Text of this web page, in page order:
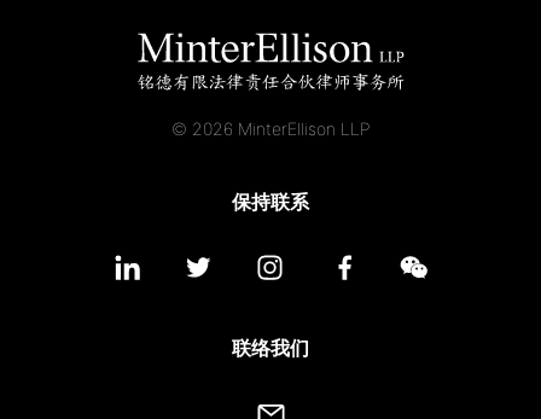
© 2026 MinterEllison LLP
保持联系
联络我们